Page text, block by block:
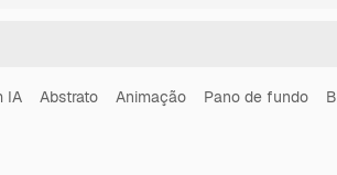
IA Abstrato Animação Pano de fundo